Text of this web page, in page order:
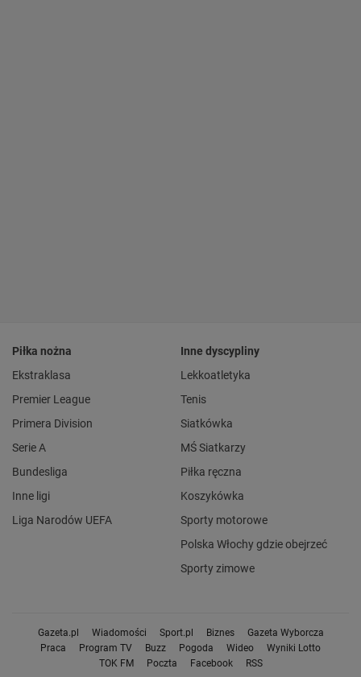
Piłka nożna
Ekstraklasa
Premier League
Primera Division
Serie A
Bundesliga
Inne ligi
Liga Narodów UEFA
Inne dyscypliny
Lekkoatletyka
Tenis
Siatkówka
MŚ Siatkarzy
Piłka ręczna
Koszykówka
Sporty motorowe
Polska Włochy gdzie obejrzeć
Sporty zimowe
Gazeta.pl Wiadomości Sport.pl Biznes
Gazeta Wyborcza
Praca
Program TV Buzz Pogoda Wideo
Wyniki Lotto
TOK FM
Poczta Facebook RSS